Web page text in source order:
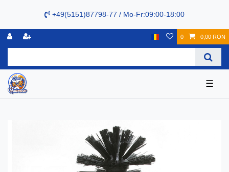
+49(5151)87798-77 / Mo-Fr:09:00-18:00
0 0,00 RON
☰